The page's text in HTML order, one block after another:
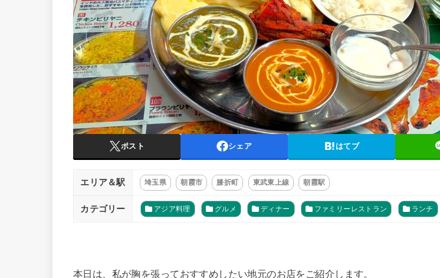
ポスト シェア はてブ
エリア＆駅 埼玉県 朝霞市 膝折町 東武東上線 朝霞駅
カテゴリー アジア料理 グルメ ディナー ファミリーレストラン ランチ
本日は、私が胸を張っておすすめしたい地元のお店をご紹介します。